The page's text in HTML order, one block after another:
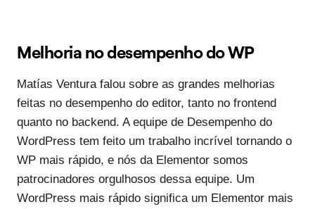
Melhoria no desempenho do WP
Matías Ventura falou sobre as grandes melhorias
feitas no desempenho do editor, tanto no frontend
quanto no backend. A equipe de Desempenho do
WordPress tem feito um trabalho incrível tornando o
WP mais rápido, e nós da Elementor somos
patrocinadores orgulhosos dessa equipe. Um
WordPress mais rápido significa um Elementor mais